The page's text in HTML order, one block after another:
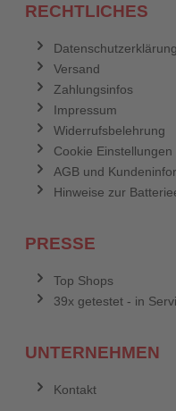
RECHTLICHES
Datenschutzerklärung
Versand
Zahlungsinfos
Impressum
Widerrufsbelehrung
Cookie Einstellungen
AGB und
Hinweise zur
PRESSE
Top Shops
39x getestet - in
UNTERNEHMEN
Kontakt